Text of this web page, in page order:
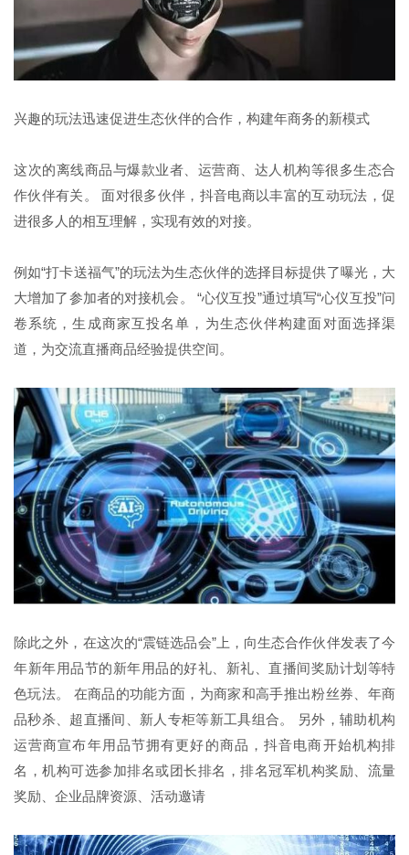
兴趣的玩法迅速促进生态伙伴的合作，构建年商务的新模式
这次的离线商品与爆款业者、运营商、达人机构等很多生态合
作伙伴有关。 面对很多伙伴，抖音电商以丰富的互动玩法，促
进很多人的相互理解，实现有效的对接。
例如“打卡送福气”的玩法为生态伙伴的选择目标提供了曝光，大
大增加了参加者的对接机会。 “心仪互投”通过填写“心仪互投”问
卷系统，生成商家互投名单，为生态伙伴构建面对面选择渠
道，为交流直播商品经验提供空间。
除此之外，在这次的“震链选品会”上，向生态合作伙伴发表了今
年新年用品节的新年用品的好礼、新礼、直播间奖励计划等特
色玩法。 在商品的功能方面，为商家和高手推出粉丝券、年商
品秒杀、超直播间、新人专柜等新工具组合。 另外，辅助机构
运营商宣布年用品节拥有更好的商品，抖音电商开始机构排
名，机构可选参加排名或团长排名，排名冠军机构奖励、流量
奖励、企业品牌资源、活动邀请